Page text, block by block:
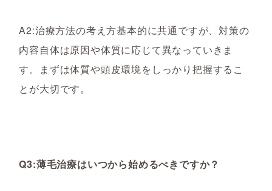
A2:治療方法の考え方基本的に共通ですが、対策の
内容自体は原因や体質に応じて異なっていきま
す。
まずは体質や頭皮環境をしっかり把握するこ
とが大切です。
Q3:薄毛治療はいつから始めるべきですか？